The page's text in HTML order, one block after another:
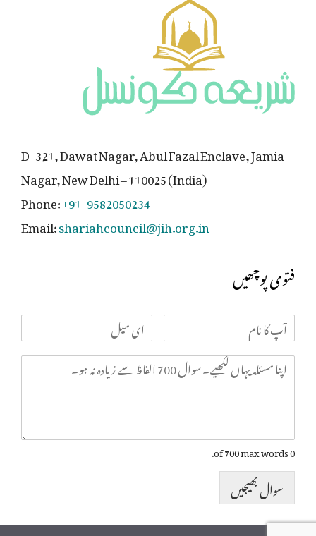
D-321, Dawat Nagar, Abul Fazal Enclave, Jamia
Nagar, New Delhi – 110025 (India)
Phone:+91-9582050234
Email:shariahcouncil@jih.org.in
فتوی پوچھیں
0 of 700 max words.
سوال بھیجیں